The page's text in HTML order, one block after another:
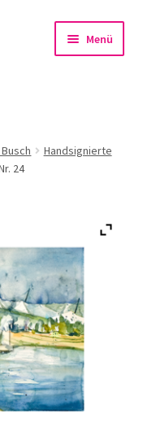
Menü
öffnen
Kanzlei
Handsignierte
24